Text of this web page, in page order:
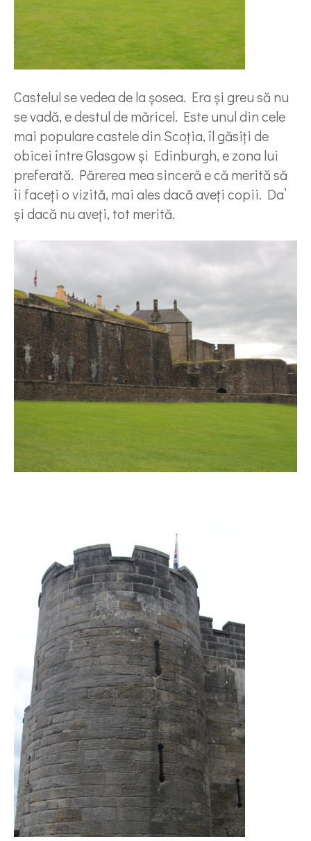
Castelul se vedea de la șosea. Era și greu să nu
se vadă, e destul de măricel. Este unul din cele
mai populare castele din Scoția, îl găsiți de
obicei între Glasgow și Edinburgh, e zona lui
preferată. Părerea mea sinceră e că merită să
îi faceți o vizită, mai ales dacă aveți copii. Da’
și dacă nu aveți, tot merită.